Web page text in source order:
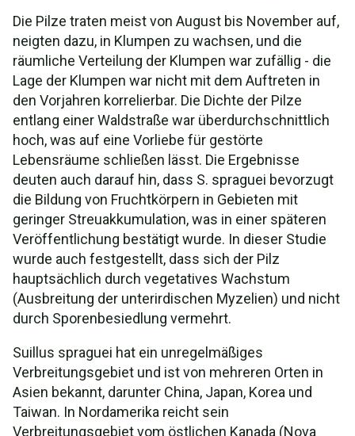
Die Pilze traten meist von August bis November auf,
neigten dazu, in Klumpen zu wachsen, und die
räumliche Verteilung der Klumpen war zufällig - die
Lage der Klumpen war nicht mit dem Auftreten in
den Vorjahren korrelierbar. Die Dichte der Pilze
entlang einer Waldstraße war überdurchschnittlich
hoch, was auf eine Vorliebe für gestörte
Lebensräume schließen lässt. Die Ergebnisse
deuten auch darauf hin, dass S. spraguei bevorzugt
die Bildung von Fruchtkörpern in Gebieten mit
geringer Streuakkumulation, was in einer späteren
Veröffentlichung bestätigt wurde. In dieser Studie
wurde auch festgestellt, dass sich der Pilz
hauptsächlich durch vegetatives Wachstum
(Ausbreitung der unterirdischen Myzelien) und nicht
durch Sporenbesiedlung vermehrt.
Suillus spraguei hat ein unregelmäßiges
Verbreitungsgebiet und ist von mehreren Orten in
Asien bekannt, darunter China, Japan, Korea und
Taiwan. In Nordamerika reicht sein
Verbreitungsgebiet vom östlichen Kanada (Nova